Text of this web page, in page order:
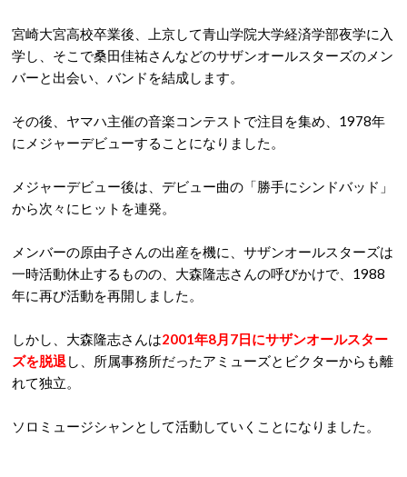
宮崎大宮高校卒業後、上京して青山学院大学経済学部夜学に入
学し、そこで桑田佳祐さんなどのサザンオールスターズのメン
バーと出会い、バンドを結成します。
その後、ヤマハ主催の音楽コンテストで注目を集め、1978年
にメジャーデビューすることになりました。
メジャーデビュー後は、デビュー曲の「勝手にシンドバッド」
から次々にヒットを連発。
メンバーの原由子さんの出産を機に、サザンオールスターズは
一時活動休止するものの、大森隆志さんの呼びかけで、1988
年に再び活動を再開しました。
しかし、大森隆志さんは2001年8月7日にサザンオールスター
ズを脱退 し、所属事務所だったアミューズとビクターからも離
れて独立。
ソロミュージシャンとして活動していくことになりました。